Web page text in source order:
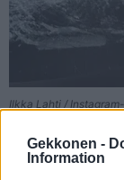
Gekkonen -
Information
Ilkka Lahti /
Seuraa